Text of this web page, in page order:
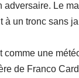
Le
à un tronc sans
une
de Franco